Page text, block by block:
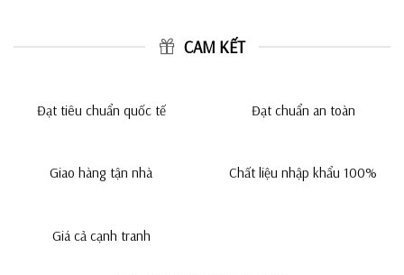
CAM KẾT
Đạt tiêu chuẩn quốc tế Đạt chuẩn an toàn
Giao hàng tận nhà Chất liệu nhập khẩu 100%
Giá cả cạnh tranh